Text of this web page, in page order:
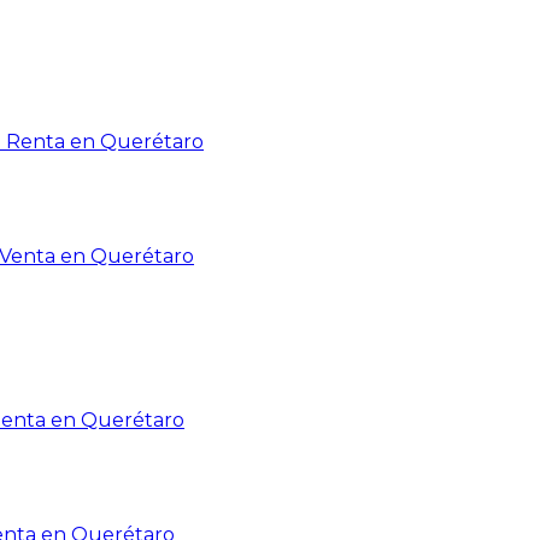
Renta en Querétaro
en Querétaro
en Querétaro
en Querétaro